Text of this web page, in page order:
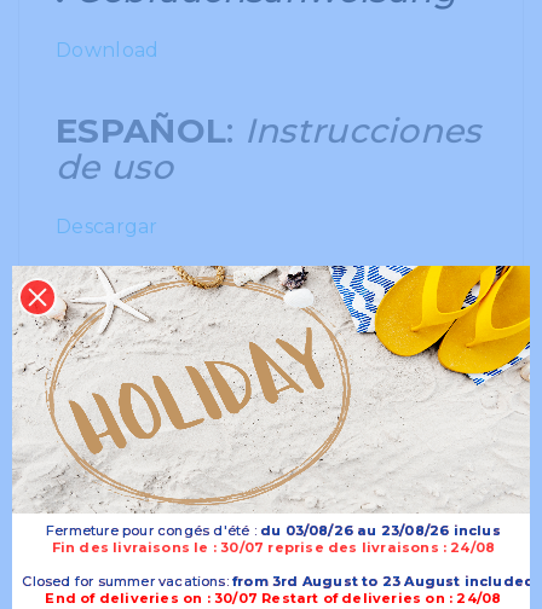
Download
ESPAÑOL: Instrucciones
de uso
Descargar
PORTUGUÊS:Instruções
de utilização
Descarregar
ΕΛΛΑΣ:Πώς να το
χρησιμοποιήσετε
Λήψη
Fermeture pour congés d'été : du 03/08/26 au 23/08/26 inclus
Fin des livraisons le : 30/07 reprise des livraisons : 24/08
Closed for summer vacations:from 3rd August to 23 August included
End of deliveries on : 30/07 Restart of deliveries on : 24/08
Fermeture pour congés d'été : du 03/08/26 au 23/08/26 inclus
Closed for summer vacations:from 3rd August to 23 August included